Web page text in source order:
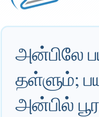
அன்பிலே
தள்ளும்;
அன்பில்